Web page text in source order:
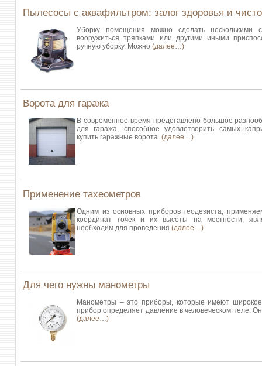
Пылесосы с аквафильтром: залог здоровья и
Уборку помещения можно сделать несколькими
вооружиться тряпками или другими иными
ручную уборку. Можно (далее…)
Ворота для гаража
В современное время представлено большое
для гаража, способное удовлетворить самых
купить гаражные ворота. (далее…)
Применение тахеометров
Одним из основных приборов геодезиста,
координат точек и их высоты на местности,
необходим для проведения (далее…)
Для чего нужны манометры
Манометры – это приборы, которые имеют широкое
прибор определяет давление в человеческом теле.
(далее…)